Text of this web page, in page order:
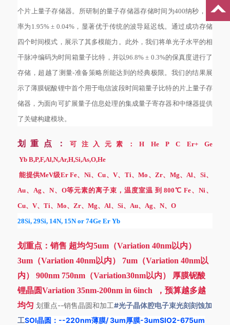
个片上量子存储器。所研制的量子存储器存储时间为400纳秒，效
率为1.95% ± 0.04%，显著优于传统的波导延迟线。通过成功存储
四个时间模式，展示了其多模能力。此外，我们将单光子水平的相
干脉冲编码为时间箱量子比特，并以96.8% ± 0.3%的保真度进行了
存储，超越了测量-准备策略所能达到的经典极限。我们的结果展
示了薄膜铌酸锂中首个用于电信波段时间箱量子比特的片上量子存
储器，为面向可扩展量子信息处理的集成量子寄存器和中继器提供
了关键构建模块。
划重点：可注入元素：H He P C Er+ Ge
Yb B,P,F,Al,N,Ar,H,Si,As,O,He
能提供MeV级Er Fe、Ni、Cu、V、Ti、Mo、Zr、Mg、Al、Si、
Au、Ag、N、O等元素的离子束，温度室温 到 800℃ Fe、Ni、
Cu、V、Ti、Mo、Zr、Mg、Al、Si、Au、Ag、N、O
28Si, 29Si, 14N, 15N or 74Ge Er Yb
划重点：销售 超均匀5um（Variation 40nm以内）
3um（Variation 40nm以内） 7um（Variation 40nm以
内） 900nm 750nm（Variation30nm以内） 厚膜铌酸
锂晶圆Variation 35nm-200nm in 6inch ，预算越多越
均匀 划重点--销售晶圆和加工#光子晶体腔电子束光刻刻蚀加
工SOI晶圆：--220nm薄膜/ 3um厚膜-3umSIO2-675um